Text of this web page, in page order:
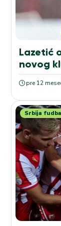
Lazetić
novog
pre 12
Srbija